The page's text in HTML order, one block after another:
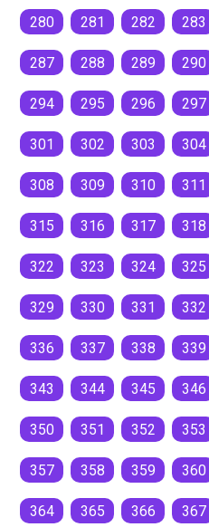
280 281 282 283
287 288 289 290
294 295 296 297
301 302 303 304
308 309 310 311
315 316 317 318
322 323 324 325
329 330 331 332
336 337 338 339
343 344 345 346
350 351 352 353
357 358 359 360
364 365 366 367